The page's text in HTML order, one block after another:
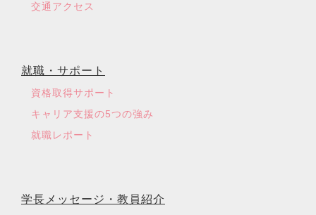
交通アクセス
就職・サポート
資格取得サポート
キャリア支援の5つの強み
就職レポート
学長メッセージ・教員紹介